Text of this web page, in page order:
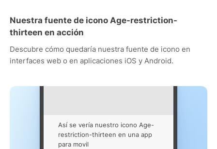
Nuestra fuente de icono Age-restriction-
thirteen en acción
Descubre cómo quedaría nuestra fuente de icono en
interfaces web o en aplicaciones iOS y Android.
Así se vería nuestro icono Age-
restriction-thirteen en una app
para movil